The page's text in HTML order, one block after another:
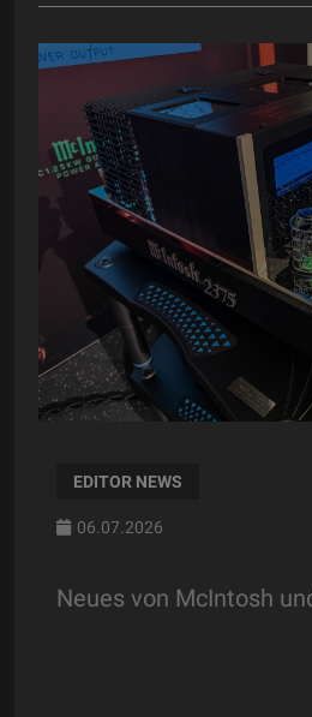
EDITOR NEWS
06.07.2026
Neues von McIntosh